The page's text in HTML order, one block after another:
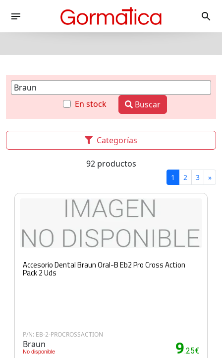
En stock Buscar
Categorías
92 productos
1 2 3 »
Accesorio Dental Braun Oral-B Eb2 Pro Cross Action
Pack 2 Uds
P/N: EB-2-PROCROSSACTION
Braun
No disponible 9.25€